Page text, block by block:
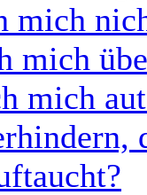
mich
mich
mich